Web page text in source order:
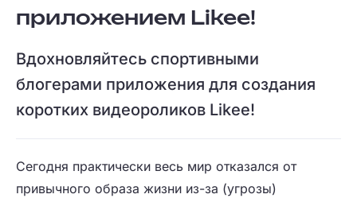
приложением Likee!
Вдохновляйтесь спортивными
блогерами приложения для создания
коротких видеороликов Likee!
Сегодня практически весь мир отказался от
привычного образа жизни из-за (угрозы)